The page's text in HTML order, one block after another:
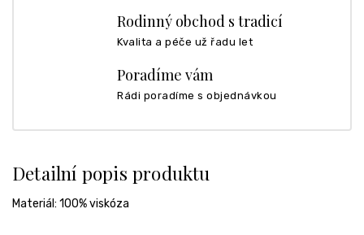
Rodinný obchod s tradicí
Kvalita a péče už řadu let
Poradíme vám
Rádi poradíme s objednávkou
Detailní popis produktu
Materiál: 100% viskóza